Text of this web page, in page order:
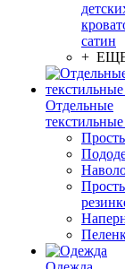
сатин
+
Отдельные